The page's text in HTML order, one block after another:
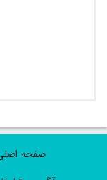
صفحه